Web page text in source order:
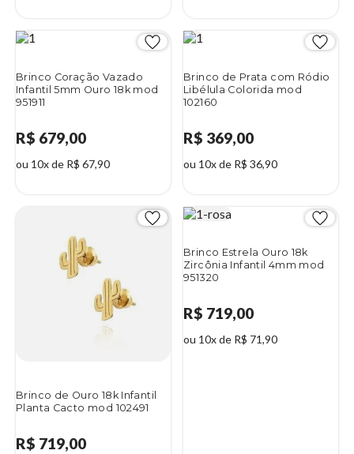
Brinco Coração Vazado
Infantil 5mm Ouro 18k mod
951911
R$ 679,00
ou 10x de R$ 67,90
Brinco de Prata com Ródio
Libélula Colorida mod
102160
R$ 369,00
ou 10x de R$ 36,90
Brinco de Ouro 18k Infantil
Planta Cacto mod 102491
R$ 719,00
Brinco Estrela Ouro 18k
Zircônia Infantil 4mm mod
951320
R$ 719,00
ou 10x de R$ 71,90